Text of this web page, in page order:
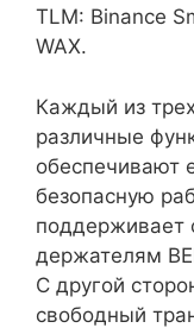
TLM: Binance
WAX.
Каждый из
различные
обеспечивают
безопасную
поддерживает
держателям
С другой
свободный